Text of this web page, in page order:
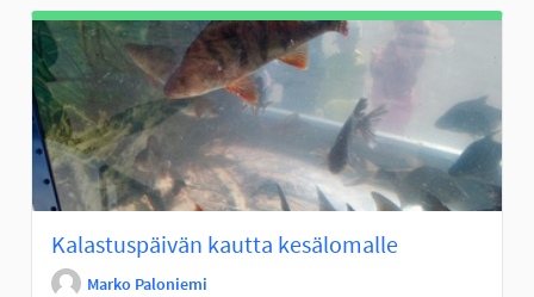
Kalastuspäivän kautta kesälomalle
Marko Paloniemi